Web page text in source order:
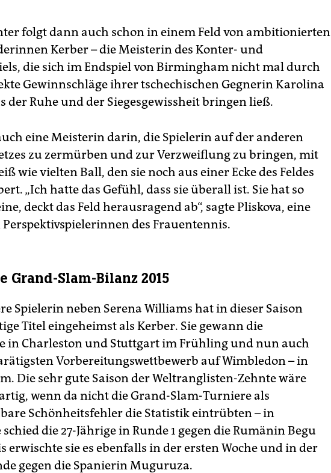
folgt dann auch schon in einem Feld von ambitionierten
Kerber – die Meisterin des Konter- und
die sich im Endspiel von Birmingham nicht mal durch
Gewinnschläge ihrer tschechischen Gegnerin Karolina
der Ruhe und der Siegesgewissheit bringen ließ.
eine Meisterin darin, die Spielerin auf der anderen
zu zermürben und zur Verzweiflung zu bringen, mit
wie vielten Ball, den sie noch aus einer Ecke des Feldes
„Ich hatte das Gefühl, dass sie überall ist. Sie hat so
deckt das Feld herausragend ab“, sagte Pliskova, eine
des Frauentennis.
Grand-Slam-Bilanz 2015
Spielerin neben Serena Williams hat in dieser Saison
Titel eingeheimst als Kerber. Sie gewann die
in Charleston und Stuttgart im Frühling und nun auch
Vorbereitungswettbewerb auf Wimbledon – in
Die sehr gute Saison der Weltranglisten-Zehnte wäre
wenn da nicht die Grand-Slam-Turniere als
Schönheitsfehler die Statistik eintrübten – in
die 27-Jährige in Runde 1 gegen die Rumänin Begu
erwischte sie es ebenfalls in der ersten Woche und in der
gegen die Spanierin Muguruza.